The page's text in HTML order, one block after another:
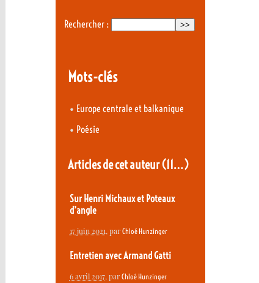
Rechercher :
Mots-clés
• Europe centrale et balkanique
• Poésie
Articles de cet auteur(11…)
Sur Henri Michaux et Poteaux
d’angle
17 juin 2021, par Chloé Hunzinger
Entretien avec Armand Gatti
6 avril 2017, par Chloé Hunzinger